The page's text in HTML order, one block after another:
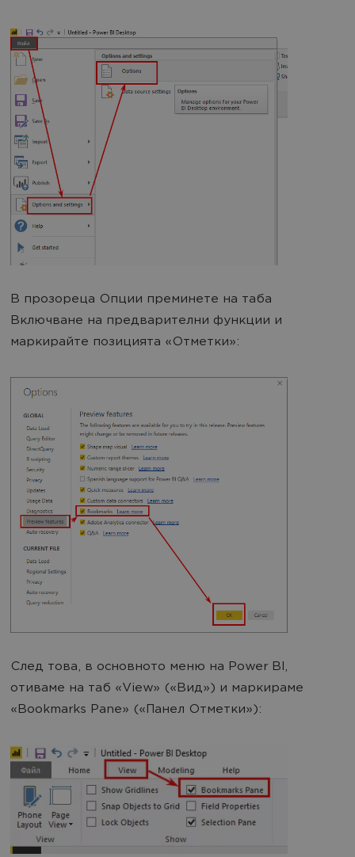
В прозореца Опции преминете на таба
Включване на предварителни функции и
маркирайте позицията «Отметки»:
След това, в основното меню на Power BI,
отиваме на таб «View» («Вид») и маркираме
«Bookmarks Pane» («Панел Отметки»):